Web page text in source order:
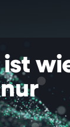
ist
nur